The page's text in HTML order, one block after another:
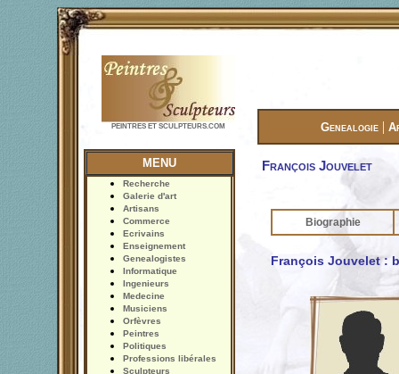
PEINTRES ET SCULPTEURS.COM Genealogie |
MENU
Recherche
Galerie d'art
Artisans
Commerce
Ecrivains
Enseignement
Genealogistes
Informatique
Ingenieurs
Medecine
Musiciens
Orfèvres
Peintres
Politiques
Professions libérales
Sculpteurs
François Jouvelet
Biographie
François Jouvelet :